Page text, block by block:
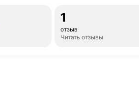
1
отзыв
Читать отзывы